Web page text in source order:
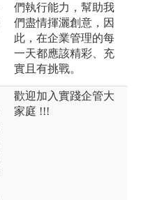
們執行能力，幫助我
們盡情揮灑創意，因
此，在企業管理的每
一天都應該精彩、充
實且有挑戰。
歡迎加入實踐企管大
家庭 !!!